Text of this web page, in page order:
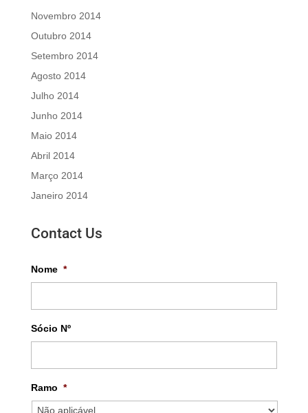
Novembro 2014
Outubro 2014
Setembro 2014
Agosto 2014
Julho 2014
Junho 2014
Maio 2014
Abril 2014
Março 2014
Janeiro 2014
Contact Us
Nome *
Sócio Nº
Ramo *